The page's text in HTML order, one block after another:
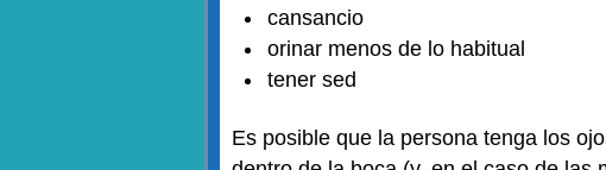
cansancio
orinar menos de lo habitual
tener sed
Es posible que la persona tenga los